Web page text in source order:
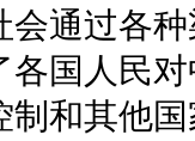
通过各
各国人民
制和其他